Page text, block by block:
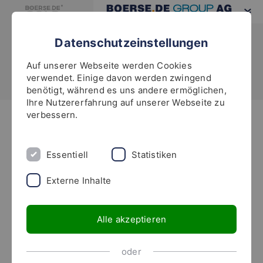
Ihr Ratgeber für die
besten Aktien der Welt!
Uns liegt es am Herzen, Sie bei Ihrem lang­fristigen
Vermögens­aufbau an der Börse zu unterstützen.
Der Kern unserer Rosen­heimer Investment­
Datenschutzeinstellungen
Auf unserer Webseite werden Cookies
verwendet. Einige davon werden zwingend
benötigt, während es uns andere ermöglichen,
Ihre Nutzererfahrung auf unserer Webseite zu
verbessern.
Essentiell Statistiken
Externe Inhalte
Alle akzeptieren
oder